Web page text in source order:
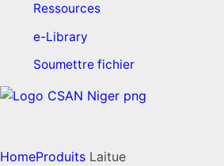
Ressources
e-Library
Soumettre fichier
HomeProduits Laitue